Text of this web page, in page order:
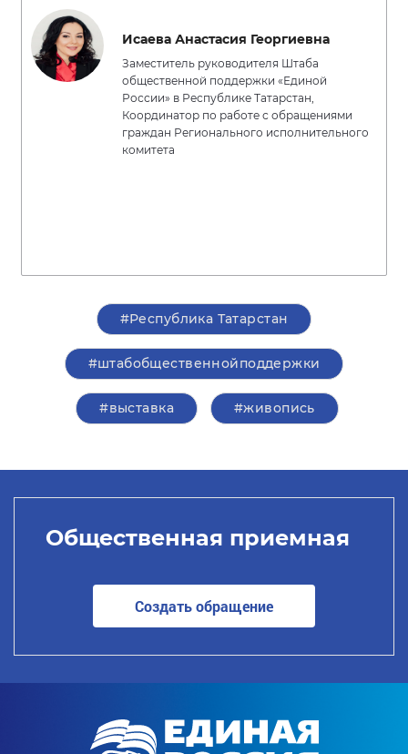
Исаева Анастасия Георгиевна
Заместитель руководителя Штаба
общественной поддержки «Единой
России» в Республике Татарстан,
Координатор по работе с обращениями
граждан Регионального исполнительного
комитета
#Республика Татарстан
#штабобщественнойподдержки
#выставка #живопись
Общественная приемная
Создать обращение